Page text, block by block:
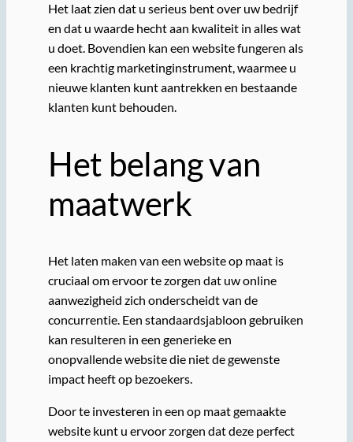
Het laat zien dat u serieus bent over uw bedrijf
en dat u waarde hecht aan kwaliteit in alles wat
u doet. Bovendien kan een website fungeren als
een krachtig marketinginstrument, waarmee u
nieuwe klanten kunt aantrekken en bestaande
klanten kunt behouden.
Het belang van
maatwerk
Het laten maken van een website op maat is
cruciaal om ervoor te zorgen dat uw online
aanwezigheid zich onderscheidt van de
concurrentie. Een standaardsjabloon gebruiken
kan resulteren in een generieke en
onopvallende website die niet de gewenste
impact heeft op bezoekers.
Door te investeren in een op maat gemaakte
website kunt u ervoor zorgen dat deze perfect